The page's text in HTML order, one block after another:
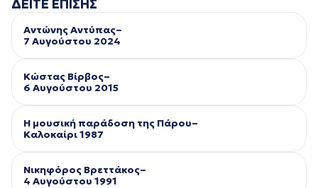
ΔΕΙΤΕ ΕΠΙΣΗΣ
Αντώνης Αντύπας–
7 Αυγούστου 2024
Κώστας Βίρβος–
6 Αυγούστου 2015
Η μουσική παράδοση της Πάρου–
Kαλοκαίρι 1987
Νικηφόρος Βρεττάκος–
4 Αυγούστου 1991